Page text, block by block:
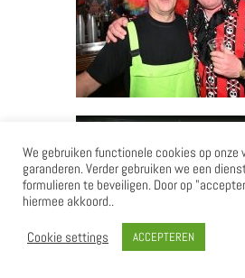
We gebruiken functionele cookies op
garanderen. Verder gebruiken we een
formulieren te beveiligen. Door op
hiermee akkoord..
Cookie settings ACCEPTEREN